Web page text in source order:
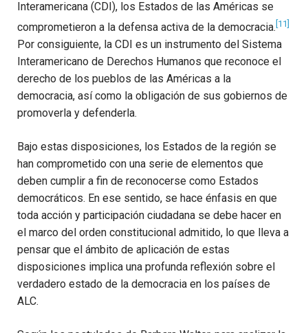
Interamericana (CDI), los Estados de las Américas se
comprometieron a la defensa activa de la democracia. [11]
Por consiguiente, la CDI es un instrumento del Sistema
Interamericano de Derechos Humanos que reconoce el
derecho de los pueblos de las Américas a la
democracia, así como la obligación de sus gobiernos de
promoverla y defenderla.
Bajo estas disposiciones, los Estados de la región se
han comprometido con una serie de elementos que
deben cumplir a fin de reconocerse como Estados
democráticos. En ese sentido, se hace énfasis en que
toda acción y participación ciudadana se debe hacer en
el marco del orden constitucional admitido, lo que lleva a
pensar que el ámbito de aplicación de estas
disposiciones implica una profunda reflexión sobre el
verdadero estado de la democracia en los países de
ALC.